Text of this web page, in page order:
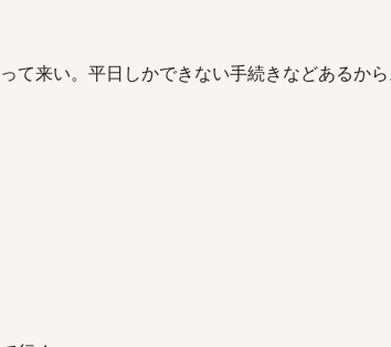
て来い。平日しかできない手続きなどあるか